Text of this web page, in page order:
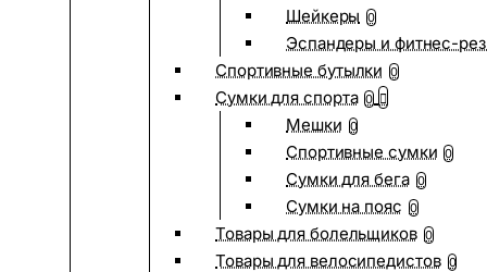
Шейкеры 0
Эспандеры и фитнес-
Спортивные бутылки 0
Сумки для спорта 0
Мешки 0
Спортивные сумки 0
Сумки для бега 0
Сумки на пояс 0
Товары для болельщиков 0
Товары для велосипедистов 0